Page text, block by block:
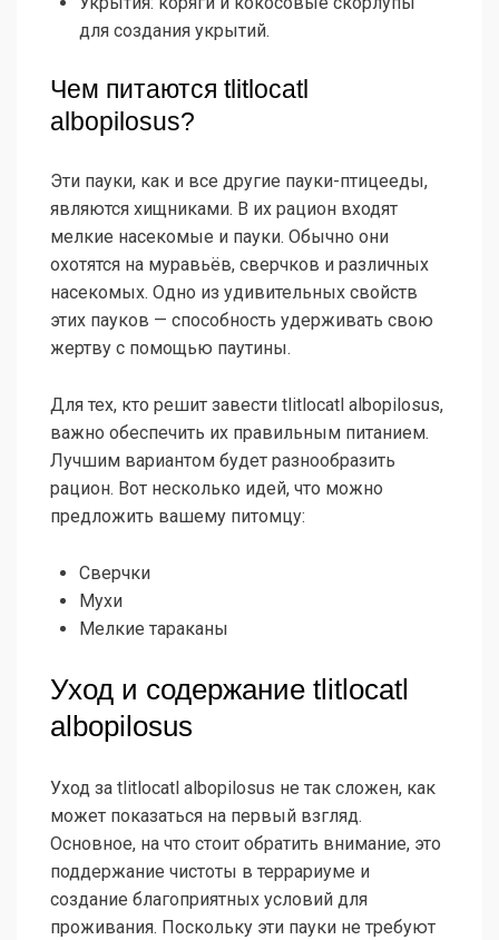
для создания укрытий.
Чем питаются tlitlocatl
albopilosus?
Эти пауки, как и все другие пауки-птицееды,
являются хищниками. В их рацион входят
мелкие насекомые и пауки. Обычно они
охотятся на муравьёв, сверчков и различных
насекомых. Одно из удивительных свойств
этих пауков — способность удерживать свою
жертву с помощью паутины.
Для тех, кто решит завести tlitlocatl albopilosus,
важно обеспечить их правильным питанием.
Лучшим вариантом будет разнообразить
рацион. Вот несколько идей, что можно
предложить вашему питомцу:
Сверчки
Мухи
Мелкие тараканы
Уход и содержание tlitlocatl
albopilosus
Уход за tlitlocatl albopilosus не так сложен, как
может показаться на первый взгляд.
Основное, на что стоит обратить внимание, это
поддержание чистоты в террариуме и
создание благоприятных условий для
проживания. Поскольку эти пауки не требуют